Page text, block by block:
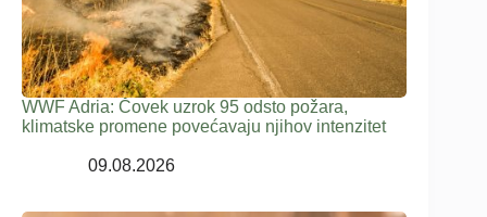
WWF Adria: Čovek uzrok 95 odsto požara,
klimatske promene povećavaju njihov intenzitet
09.08.2026